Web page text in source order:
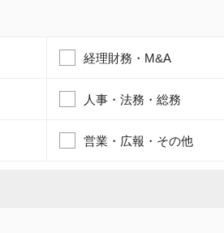
経理財務・M&A
人事・法務・総務
営業・広報・その他